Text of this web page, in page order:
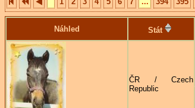
Náhled Stát
ČR / Czech
Republic